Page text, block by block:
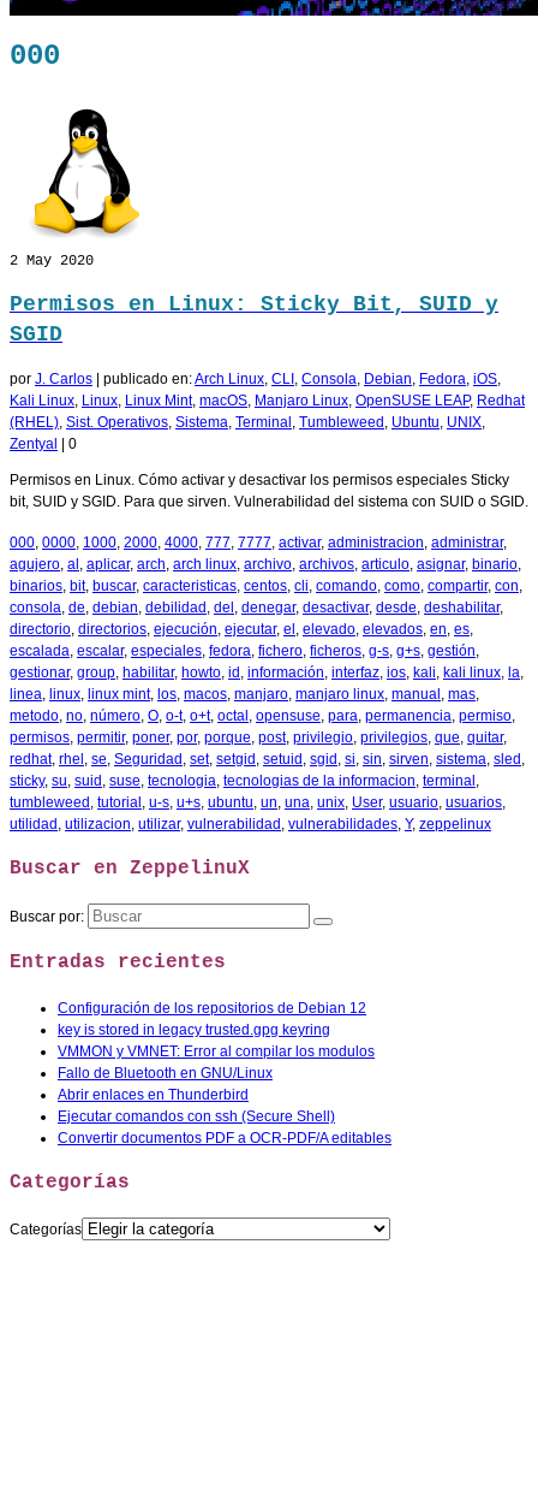
000
2 May 2020
Permisos en Linux: Sticky Bit, SUID y
SGID
por J. Carlos publicado en:Arch Linux, CLI , Consola, Debian, Fedora, iOS,
Kali Linux, Linux, Linux Mint, macOS, Manjaro Linux, OpenSUSE LEAP, Redhat
(RHEL), Sist. Operativos, Sistema, Terminal , Tumbleweed , Ubuntu, UNIX,
Zentyal
0
Permisos en Linux. Cómo activar y desactivar los permisos especiales Sticky
bit, SUID y SGID. Para que sirven. Vulnerabilidad del sistema con SUID o SGID.
000, 0000, 1000, 2000, 4000, 777, 7777, activar, administracion, administrar,
agujero, al , aplicar, arch, arch linux, archivo, archivos, articulo, asignar, binario,
binarios, bit, buscar, caracteristicas, centos, cli, comando, como, compartir, con,
consola, de, debian, debilidad , del , denegar, desactivar, desde, deshabilitar,
directorio, directorios, ejecución, ejecutar, el , elevado, elevados, en, es,
escalada, escalar, especiales, fedora, fichero, ficheros, g-s, g+s, gestión,
gestionar, group, habilitar, howto, id , información, interfaz, ios, kali, kali linux, la,
linea, linux, linux mint, los, macos, manjaro, manjaro linux, manual , mas,
metodo, no, número, O, o-t, o+t, octal , opensuse, para, permanencia, permiso,
permisos, permitir, poner, por, porque, post, privilegio, privilegios, que, quitar,
redhat, rhel , se, Seguridad , set, setgid , setuid , sgid , si, sin, sirven, sistema, sled ,
sticky, su, suid , suse, tecnologia, tecnologias de la informacion, terminal ,
tumbleweed , tutorial , u-s, u+s, ubuntu, un, una, unix, User, usuario, usuarios,
utilidad , utilizacion, utilizar, vulnerabilidad , vulnerabilidades, Y, zeppelinux
Buscar en ZeppelinuX
Buscar por:
Entradas recientes
Configuración de los repositorios de Debian 12
key is stored in legacy trusted.gpg keyring
VMMON y VMNET: Error al compilar los modulos
Fallo de Bluetooth en GNU/Linux
Abrir enlaces en Thunderbird
Ejecutar comandos con ssh (Secure Shell)
Convertir documentos PDF a OCR-PDF/A editables
Categorías
Categorías